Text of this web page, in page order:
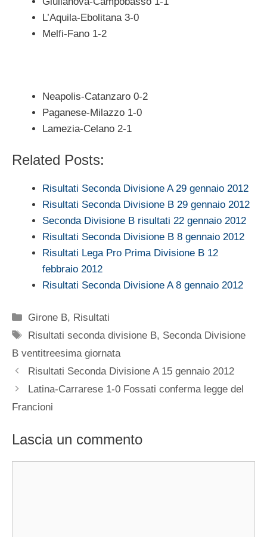
L’Aquila-Ebolitana 3-0
Melfi-Fano 1-2
Neapolis-Catanzaro 0-2
Paganese-Milazzo 1-0
Lamezia-Celano 2-1
Related Posts:
Risultati Seconda Divisione A 29 gennaio 2012
Risultati Seconda Divisione B 29 gennaio 2012
Seconda Divisione B risultati 22 gennaio 2012
Risultati Seconda Divisione B 8 gennaio 2012
Risultati Lega Pro Prima Divisione B 12
febbraio 2012
Risultati Seconda Divisione A 8 gennaio 2012
Categorie
Girone B, Risultati
Tag
Risultati seconda divisione B, Seconda Divisione
B ventitreesima giornata
Risultati Seconda Divisione A 15 gennaio 2012
Latina-Carrarese 1-0 Fossati conferma legge del
Francioni
Lascia un commento